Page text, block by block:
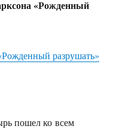
«Рожденный
разрушать»
пошел ко всем